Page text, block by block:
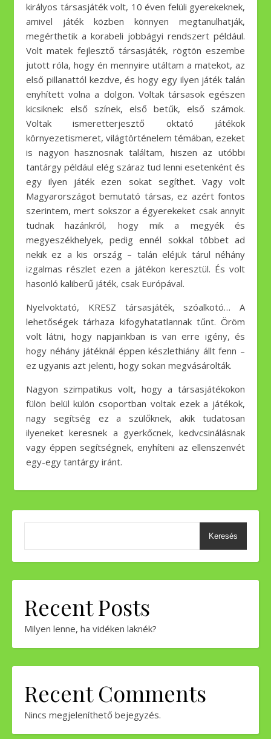
királyos társasjáték volt, 10 éven felüli gyerekeknek,
amivel játék közben könnyen megtanulhatják,
megérthetik a korabeli jobbágyi rendszert például.
Volt matek fejlesztő társasjáték, rögtön eszembe
jutott róla, hogy én mennyire utáltam a matekot, az
első pillanattól kezdve, és hogy egy ilyen játék talán
enyhített volna a dolgon. Voltak társasok egészen
kicsiknek: első színek, első betűk, első számok.
Voltak ismeretterjesztő oktató játékok
környezetismeret, világtörténelem témában, ezeket
is nagyon hasznosnak találtam, hiszen az utóbbi
tantárgy például elég száraz tud lenni esetenként és
egy ilyen játék ezen sokat segíthet. Vagy volt
Magyarországot bemutató társas, ez azért fontos
szerintem, mert sokszor a égyerekeket csak annyit
tudnak hazánkról, hogy mik a megyék és
megyeszékhelyek, pedig ennél sokkal többet ad
nekik ez a kis ország – talán eléjük tárul néhány
izgalmas részlet ezen a játékon keresztül. És volt
hasonló kaliberű játék, csak Európával.
Nyelvoktató, KRESZ társasjáték, szóalkotó… A
lehetőségek tárhaza kifogyhatatlannak tűnt. Öröm
volt látni, hogy napjainkban is van erre igény, és
hogy néhány játéknál éppen készlethiány állt fenn –
ez ugyanis azt jelenti, hogy sokan megvásárolták.
Nagyon szimpatikus volt, hogy a társasjátékokon
fülön belül külön csoportban voltak ezek a játékok,
nagy segítség ez a szülőknek, akik tudatosan
ilyeneket keresnek a gyerkőcnek, kedvcsinálásnak
vagy éppen segítségnek, enyhíteni az ellenszenvét
egy-egy tantárgy iránt.
Keresés
Recent Posts
Milyen lenne, ha vidéken laknék?
Recent Comments
Nincs megjeleníthető bejegyzés.